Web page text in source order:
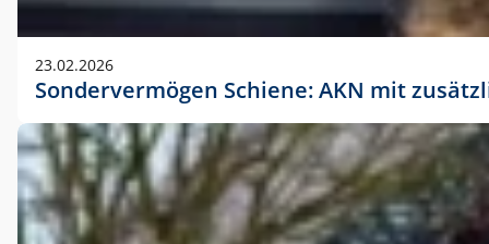
23.02.2026
Sondervermögen Schiene: AKN mit